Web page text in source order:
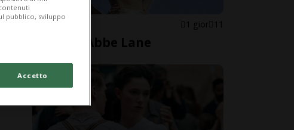
STATI UNITI 1 gior 11
È morta Abbe Lane
pubblico, sviluppo
Accetto